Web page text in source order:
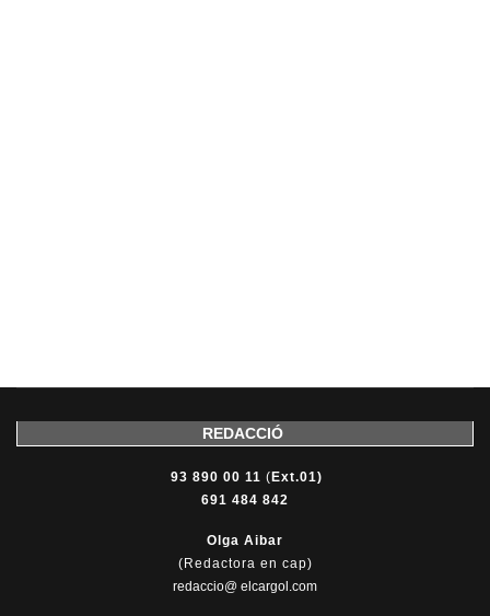
REDACCIÓ
93 890 00 11 ( Ext.01)
691 484 842
Olga Aibar
(Redactora en cap)
redaccio@ elcargol.com